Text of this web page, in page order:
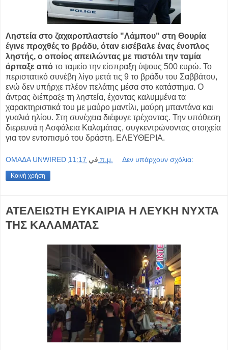
Ληστεία στο ζαχαροπλαστείο "Λάμπου" στη Θουρία
έγινε προχθές το βράδυ, όταν εισέβαλε ένας ένοπλος
ληστής, ο οποίος απειλώντας με πιστόλι την ταμία
άρπαξε από το ταμείο την είσπραξη ύψους 500 ευρώ. Το
περιστατικό συνέβη λίγο μετά τις 9 το βράδυ του Σαββάτου,
ενώ δεν υπήρχε πλέον πελάτης μέσα στο κατάστημα. Ο
άντρας διέπραξε τη ληστεία, έχοντας καλυμμένα τα
χαρακτηριστικά του με μαύρο μαντίλι, μαύρη μπαντάνα και
γυαλιά ηλίου. Στη συνέχεια διέφυγε τρέχοντας. Την υπόθεση
διερευνά η Ασφάλεια Καλαμάτας, συγκεντρώνοντας στοιχεία
για τον εντοπισμό του δράστη. ΕΛΕΥΘΕΡΙΑ.
OMAΔΑ UNWIRED في 11:17 π.μ. Δεν υπάρχουν σχόλια:
Κοινή χρήση
ΑΤΕΛΕΙΩΤΗ ΕΥΚΑΙΡΙΑ Η ΛΕΥΚΗ ΝΥΧΤΑ
ΤΗΣ ΚΑΛΑΜΑΤΑΣ